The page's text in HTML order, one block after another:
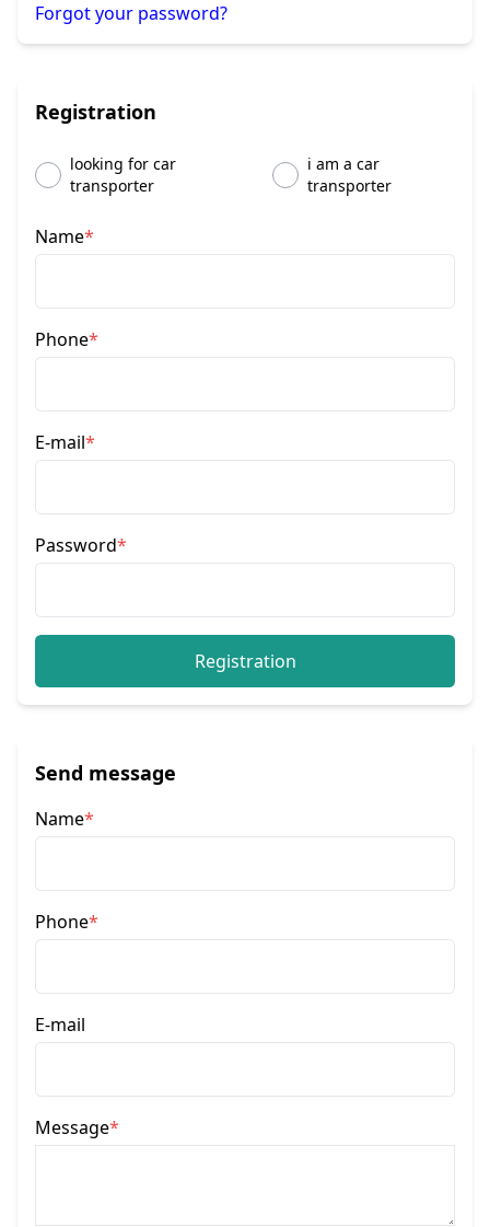
Forgot your password?
Registration
looking for car
transporter
i am a car
transporter
Name*
Phone*
E-mail*
Password*
Registration
Send message
Name*
Phone*
E-mail
Message*